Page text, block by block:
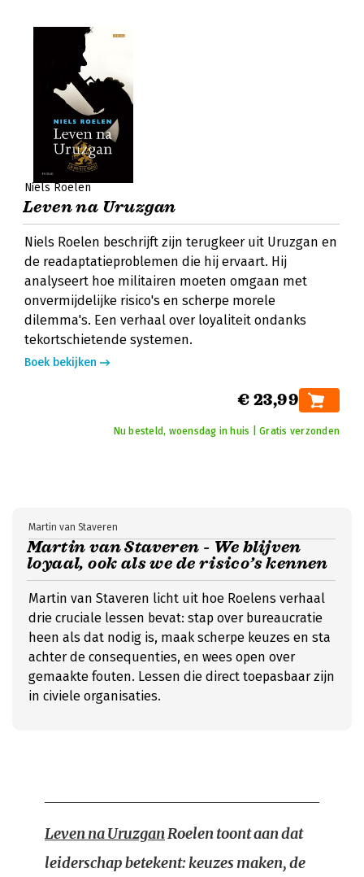
Niels Roelen
Leven na Uruzgan
Niels Roelen beschrijft zijn terugkeer uit Uruzgan en
de readaptatieproblemen die hij ervaart. Hij
analyseert hoe militairen moeten omgaan met
onvermijdelijke risico's en scherpe morele
dilemma's. Een verhaal over loyaliteit ondanks
tekortschietende systemen.
Boek bekijken
€ 23,99
Nu besteld, woensdag in huis | Gratis verzonden
Martin van Staveren - We blijven
loyaal, ook als we de risico’s kennen
Martin van Staveren
Martin van Staveren licht uit hoe Roelens verhaal
drie cruciale lessen bevat: stap over bureaucratie
heen als dat nodig is, maak scherpe keuzes en sta
achter de consequenties, en wees open over
gemaakte fouten. Lessen die direct toepasbaar zijn
in civiele organisaties.
Leven na UruzganRoelen toont aan dat
leiderschap betekent: keuzes maken, de